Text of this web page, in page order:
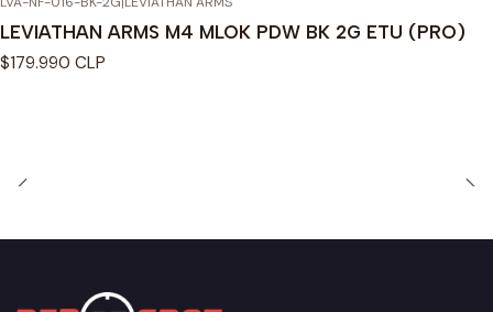
LEVIATHAN ARMS M4 MLOK PDW BK 2G ETU (PRO)
$179.990 CLP